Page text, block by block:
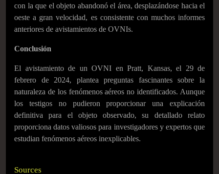
con la que el objeto abandonó el área, desplazándose hacia el
oeste a gran velocidad, es consistente con muchos informes
anteriores de avistamientos de OVNIs.
Conclusión
El avistamiento de un OVNI en Pratt, Kansas, el 29 de
febrero de 2024, plantea preguntas fascinantes sobre la
naturaleza de los fenómenos aéreos no identificados. Aunque
los testigos no pudieron proporcionar una explicación
definitiva para el objeto observado, su detallado relato
proporciona datos valiosos para investigadores y expertos que
estudian fenómenos aéreos inexplicables.
Sources